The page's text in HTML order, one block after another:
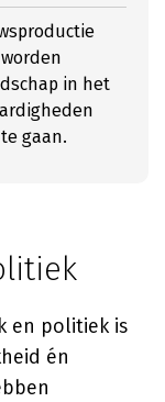
in het
gaan.
en politiek is
én